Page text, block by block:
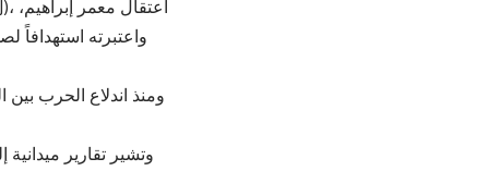
واعتبرته
وتشير تقارير